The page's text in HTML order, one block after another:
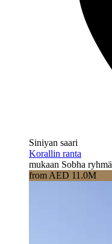
Siniyan saari
Korallin ranta
mukaan Sobha ryhmä
from AED 11.0M